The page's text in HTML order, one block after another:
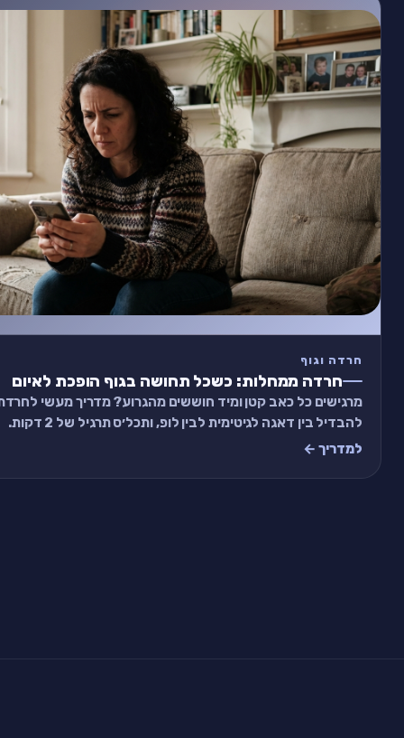
חרדה וגוף
חרדה ממחלות: כשכל תחושה בגוף הופכת לאיום
מרגישים כל כאב קטן ומיד חוששים מהגרוע? מדריך מעשי
להבדיל בין דאגה לגיטימית לבין לופ, ותכל׳ס תרגיל של 2 דקות.
למדריך ←